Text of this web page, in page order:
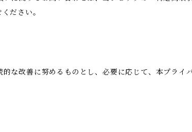
ださい。
な改善に努めるものとし、必要に応じて、本プライ